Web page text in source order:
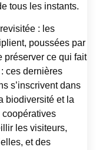
tous les instants.
: les
poussées par
préserver ce qui fait
ces dernières
s’inscrivent dans
biodiversité et la
les visiteurs,
et des